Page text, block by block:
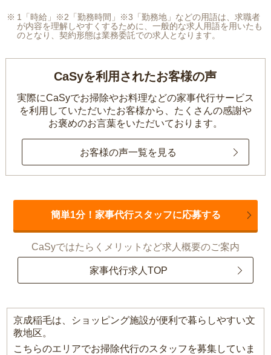
1「時給」※2「勤務時間」※3「勤務地」などの用語は、求職者
が内容を理解しやすくするために、一般的な求人用語を用いたも
のとなり、契約形態は業務委託での求人となります。
CaSyを利用されたお客様の声
実際にCaSyでお掃除やお料理などの家事代行サービス
を利用していただいたお客様から、 たくさんの感謝や
お褒めのお言葉をいただいております。
お客様の声一覧を見る
簡単1分！家事代行スタッフに応募する
CaSyではたらくメリットなど求人概要のご案内
家事代行求人TOP
京成稲毛は、ショッピング施設が便利で暮らしやすい文
教地区。
こちらのエリアでお掃除代行のスタッフを募集していま